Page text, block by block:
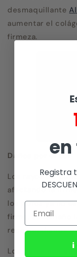
desmaquillante
aumentar el
firmeza.
Daños por el sol
Los rayos UV
afectando la
los poros ya no
firme, su tama
recomendamos
Los poros son
Registra